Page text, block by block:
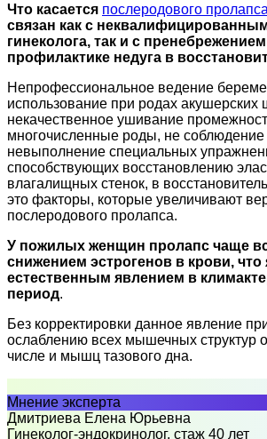
Что касается послеродового пролапса
связан как с
гинеколога, так и с
профилактике недуга в
Непрофессиональное ведение
использование при родах акушерских
некачественное ушивание
многочисленные роды, не
невыполнение специальных
способствующих восстановлению
влагалищных стенок, в
это факторы, которые увеличивают
послеродового пролапса.
У пожилых женщин пролапс чаще
снижением эстрогенов в крови, что
естественным явлением в
период.
Без корректировки данное явление
ослаблению всех мышечных структур
числе и мышц тазового дна.
Мнение эксперта
Дмитриева Елена Юрьевна
Гинеколог-эндокринолог, стаж 40 лет